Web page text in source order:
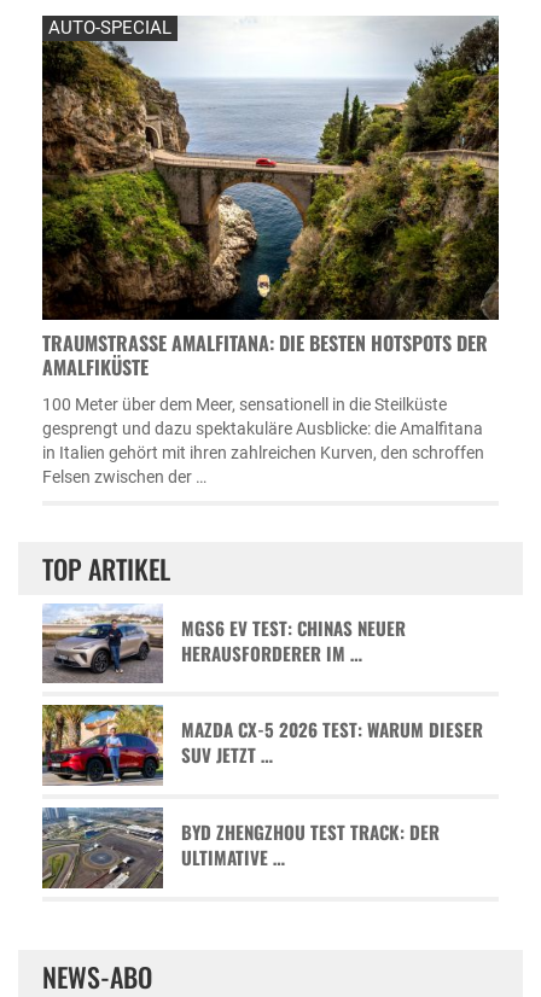
AUTO-SPECIAL
TRAUMSTRASSE AMALFITANA: DIE BESTEN HOTSPOTS DER A
MALFIKÜSTE
100 Meter über dem Meer, sensationell in die Steilküste
gesprengt und dazu spektakuläre Ausblicke: die Amalfitana
in Italien gehört mit ihren zahlreichen Kurven, den schroffen
Felsen zwischen der …
TOP ARTIKEL
MGS6 EV TEST: CHINAS NEUER
HERAUSFORDERER IM …
MAZDA CX-5 2026 TEST: WARUM DIESER
SUV JETZT …
BYD ZHENGZHOU TEST TRACK: DER
ULTIMATIVE …
NEWS-ABO